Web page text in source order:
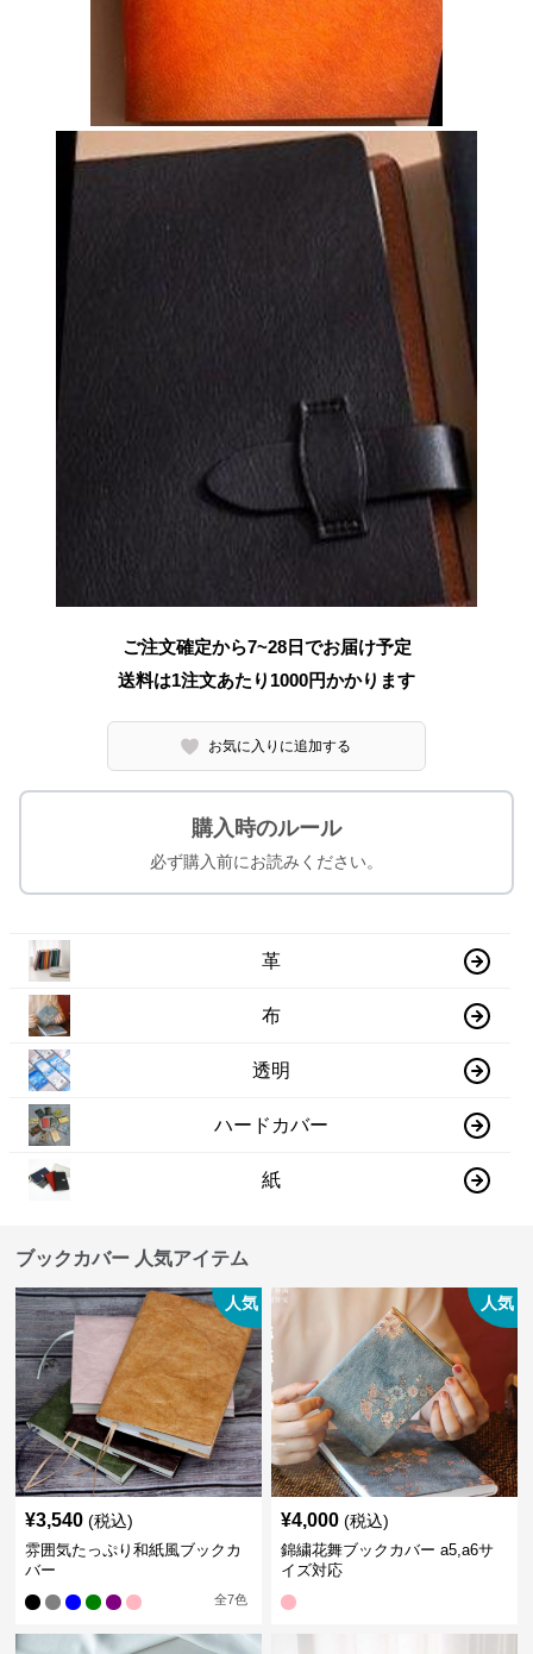
ご注文確定から7~28日でお届け予定
送料は1注文あたり 1000円かかります
お気に入りに追加する
購入時のルール
必ず購入前にお読みください。
革
布
透明
ハードカバー
紙
ブックカバー 人気アイテム
人気
¥3,540 (税込)
雰囲気たっぷり和紙風ブックカ
バー
全7色
人気
¥4,000 (税込)
錦繍花舞ブックカバー a5,a6サ
イズ対応